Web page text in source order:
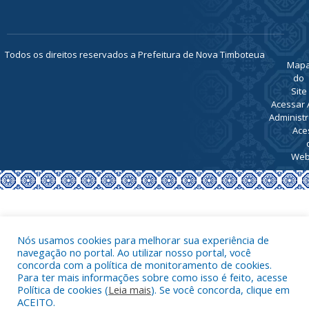
Todos os direitos reservados a Prefeitura de Nova Timboteua
do
Site
Acessar
Nós usamos cookies para melhorar sua experiência de
navegação no portal. Ao utilizar nosso portal, você
concorda com a política de monitoramento de cookies.
Para ter mais informações sobre como isso é feito, acesse
Política de cookies (Leia mais). Se você concorda, clique em
ACEITO.